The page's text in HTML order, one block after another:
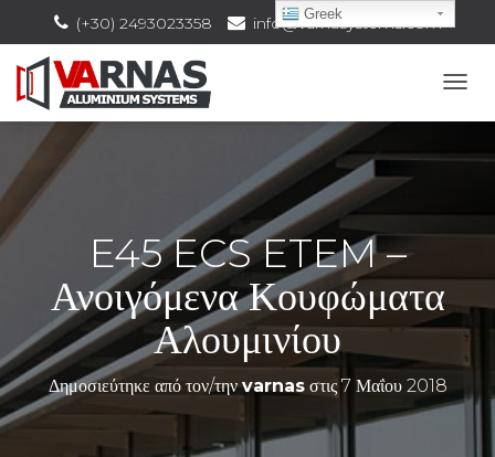
(+30) 2493023358 info@varnasystems.com
Ν
Λ
Ο
Ή
E45 ECS ETEM –
Ανοιγόμενα Κουφώματα
Αλουμινίου
Δημοσιεύτηκε από τον/τηνvarnasστις 7 Μαΐου 2018
Greek